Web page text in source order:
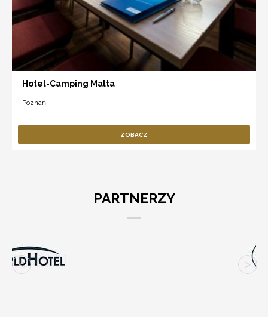
Hotel-Camping Malta
Poznań
ZOBACZ
PARTNERZY